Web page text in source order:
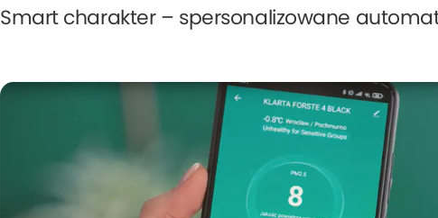
Smart charakter – spersonalizowane